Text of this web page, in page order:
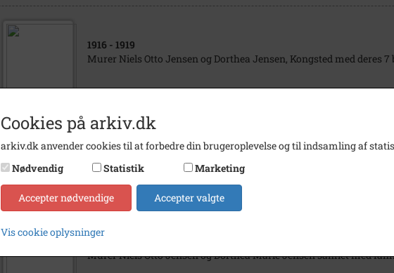
1916 - 1919
Murer Niels Otto Jensen og Dorthea Jensen, Kongsted med deres 7
1930- 1935
1940
Murer Niels Otto Jensen og Dorthea Marie Jensen samlet med
Cookies på arkiv.dk
arkiv.dk anvender cookies til at forbedre din brugeroplevelse og til indsamling af
Nødvendig
Statistik Marketing
Accepter nødvendige Accepter valgte
Vis cookie oplysninger